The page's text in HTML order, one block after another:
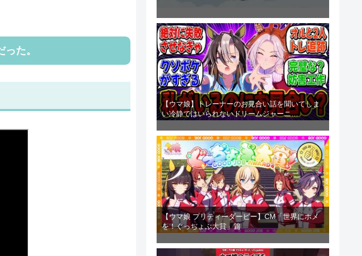
た。
【ウマ娘】トレーナーのお見合い話を聞いてしま
い冷静ではいられないドリームジャーニ…
【ウマ娘 プリティーダービー】CM「世界にホメ
を！ぐっぢょぶ大賞」篇